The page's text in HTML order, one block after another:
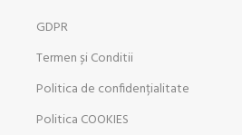
GDPR
Termen și Conditii
Politica de confidențialitate
Politica COOKIES